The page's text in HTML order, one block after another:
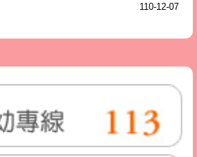
110-12-07